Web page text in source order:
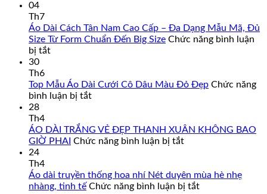
04
Th7
Áo Dài Cách Tân Nam Cao Cấp – Đa Dạng Mẫu Mã, Đủ
Size Từ Form Chuẩn Đến Big Size Chức năng bình luận
bị tắtở
Cách
Tân
Cấp
–
Mẫu
Mã,
30
Th6
Top Mẫu Áo Dài Cưới Cô Dâu Màu Đỏ Đẹp Chức năng
bình luận bị tắtở
Áo
Dài
Dâu
Màu
28
Th4
ÁO DÀI TRẮNG VẺ ĐẸP THANH XUÂN KHÔNG BAO
GIỜ PHAI Chức năng bình luận bị tắtở
TRẮNG
VẺ
24
Th4
Áo dài truyền thống hoa nhí Nét duyên mùa hè nhẹ
nhàng, tinh tế Chức năng bình luận bị tắtở